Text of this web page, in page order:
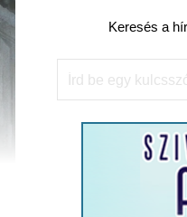
Keresés a
Keresés